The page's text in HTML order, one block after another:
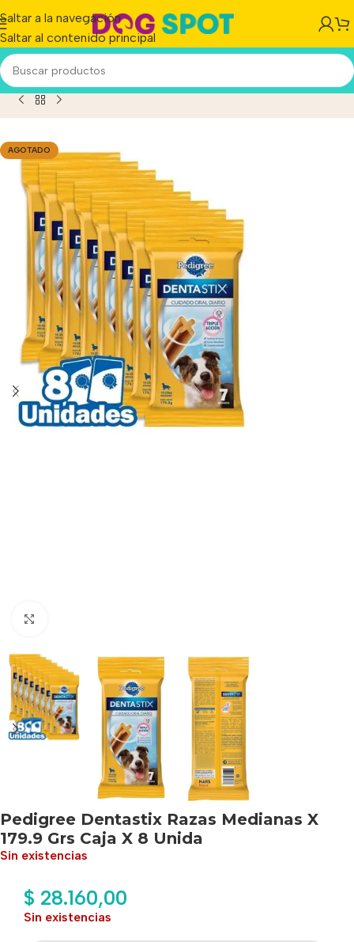
Saltar a la navegación
Saltar al contenido principal
Dentastix Razas Medianas X 179.9 Grs Caja X 8 Unida
AGOTADO
Pedigree Dentastix Razas Medianas X
179.9 Grs Caja X 8 Unida
Sin existencias
$ 28.160,00
Sin existencias